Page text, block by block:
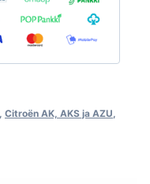
Citroën AK, AKS ja AZU